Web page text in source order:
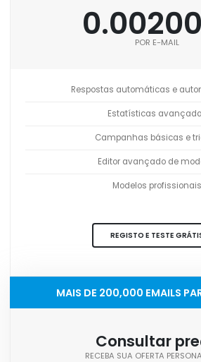
0.00200
POR E-MAIL
Respostas automáticas e
Estatísticas
Campanhas básicas e
Editor avançado de
Modelos profissionais
REGISTO E TESTE
MAIS DE 200,000 EMAILS
Consultar
RECEBA SUA OFERTA